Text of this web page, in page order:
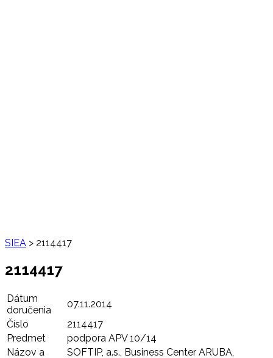
SIEA > 2114417
2114417
Dátum
doručenia
07.11.2014
Číslo
2114417
Predmet
podpora APV 10/14
Názov a
SOFTIP, a.s., Business Center ARUBA,